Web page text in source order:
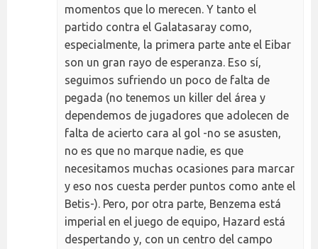
momentos que lo merecen. Y tanto el
partido contra el Galatasaray como,
especialmente, la primera parte ante el Eibar
son un gran rayo de esperanza. Eso sí,
seguimos sufriendo un poco de falta de
pegada (no tenemos un killer del área y
dependemos de jugadores que adolecen de
falta de acierto cara al gol -no se asusten,
no es que no marque nadie, es que
necesitamos muchas ocasiones para marcar
y eso nos cuesta perder puntos como ante el
Betis-). Pero, por otra parte, Benzema está
imperial en el juego de equipo, Hazard está
despertando y, con un centro del campo